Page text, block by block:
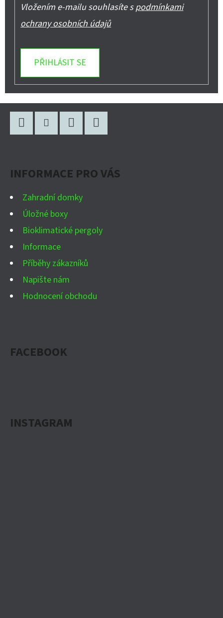
Vložením e-mailu souhlasíte spodmínkami
ochrany osobních údajů
PŘIHLÁSIT SE
INFORMACE PRO VÁS
Zahradní domky
Úložné boxy
Bioklimatické pergoly
Informace
Příběhy zákazníků
Napište nám
Hodnocení obchodu
FACEBOOK
INSTAGRAM